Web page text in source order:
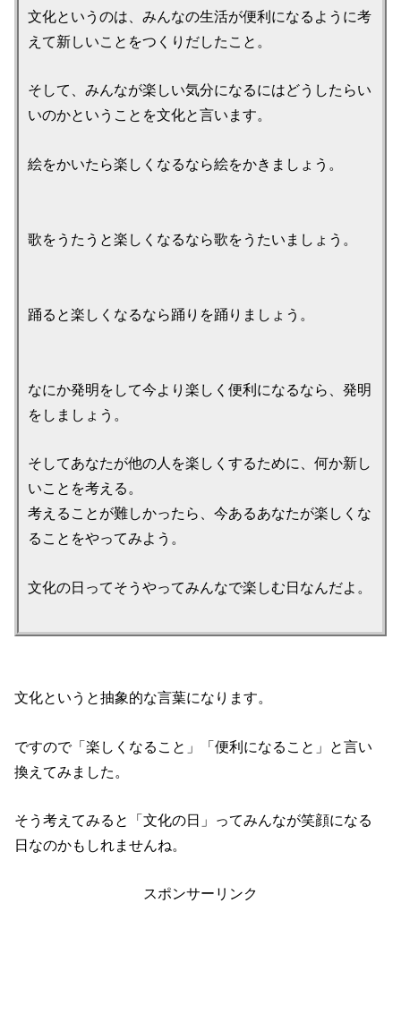
文化というのは、みんなの生活が便利になるように考
えて新しいことをつくりだしたこと。
そして、みんなが楽しい気分になるにはどうしたらい
いのかということを文化と言います。
絵をかいたら楽しくなるなら絵をかきましょう。
歌をうたうと楽しくなるなら歌をうたいましょう。
踊ると楽しくなるなら踊りを踊りましょう。
なにか発明をして今より楽しく便利になるなら、発明
をしましょう。
そしてあなたが他の人を楽しくするために、何か新し
いことを考える。
考えることが難しかったら、今あるあなたが楽しくな
ることをやってみよう。
文化の日ってそうやってみんなで楽しむ日なんだよ。
文化というと抽象的な言葉になります。
ですので「楽しくなること」「便利になること」と言い
換えてみました。
そう考えてみると「文化の日」ってみんなが笑顔になる
日なのかもしれませんね。
スポンサーリンク